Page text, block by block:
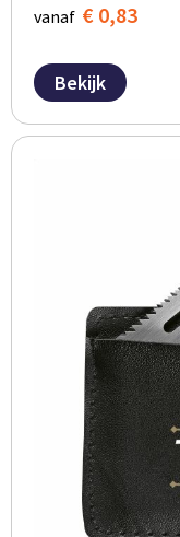
vanaf € 0,83
Bekijk